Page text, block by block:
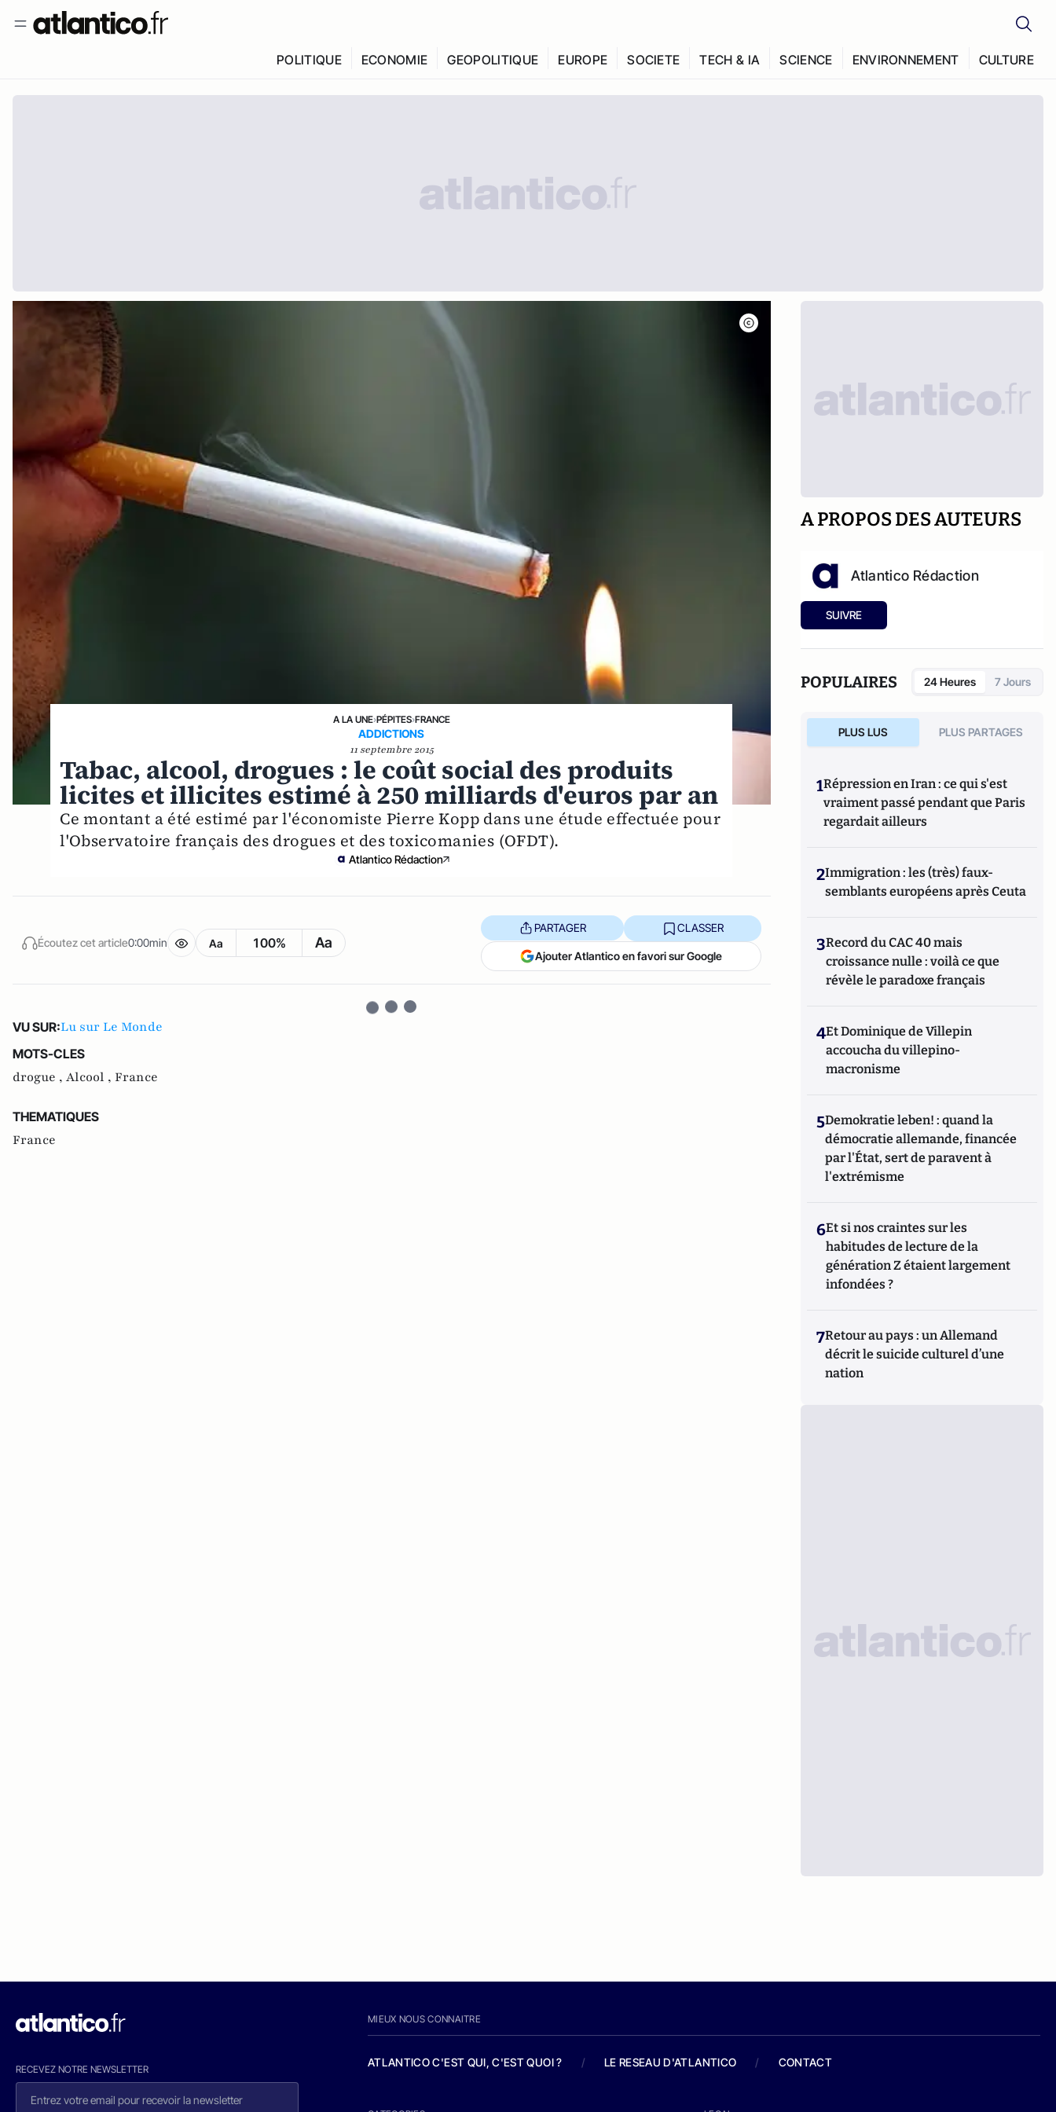
POLITIQUE ECONOMIE GEOPOLITIQUE EUROPE SOCIETE TECH & IA SCIENCE ENVIRONNEMENT CULTURE
A LA UNE›PÉPITES›FRANCE
ADDICTIONS
11 septembre 2015
Tabac, alcool, drogues : le coût social des produits
licites et illicites estimé à 250 milliards d'euros par an
Ce montant a été estimé par l'économiste Pierre Kopp dans une étude effectuée pour
l'Observatoire français des drogues et des toxicomanies (OFDT).
Atlantico Rédaction
Écoutez cet article0:00min Aa 100% Aa
PARTAGER CLASSER
Ajouter Atlantico en favori sur Google
VU SUR:Lu sur Le Monde
MOTS-CLES
drogue , Alcool , France
THEMATIQUES
France
A PROPOS DES AUTEURS
Atlantico Rédaction
SUIVRE
POPULAIRES 24 Heures 7 Jours
PLUS LUS PLUS PARTAGES
1Répression en Iran : ce qui s'est
vraiment passé pendant que Paris
regardait ailleurs
2Immigration : les (très) faux-
semblants européens après Ceuta
3Record du CAC 40 mais
croissance nulle : voilà ce que
révèle le paradoxe français
4Et Dominique de Villepin
accoucha du villepino-
macronisme
5Demokratie leben! : quand la
démocratie allemande, financée
par l'État, sert de paravent à
l'extrémisme
6Et si nos craintes sur les
habitudes de lecture de la
génération Z étaient largement
infondées ?
7Retour au pays : un Allemand
décrit le suicide culturel d’une
nation
RECEVEZ NOTRE NEWSLETTER
MIEUX NOUS CONNAITRE
ATLANTICO C'EST QUI, C'EST QUOI ? / LE RESEAU D'ATLANTICO / CONTACT